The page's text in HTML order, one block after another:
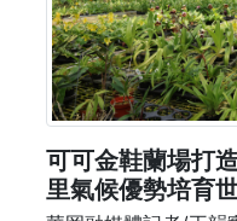
可可金鞋蘭場打
里氣候優勢培育